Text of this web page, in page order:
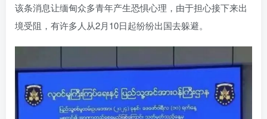
该条消息让缅甸众多青年产生恐惧心理，由于担心接下来出
境受阻，有许多人从2月10日起纷纷出国去躲避。